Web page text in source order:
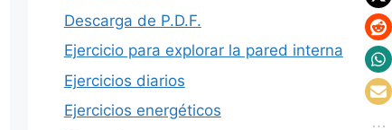
Descarga de P.D.F.
Ejercicio para explorar la pared interna
Ejercicios diarios
Ejercicios energéticos